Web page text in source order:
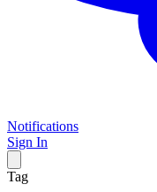
Notifications
Sign In
Tag